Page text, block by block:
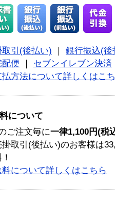
取引(後払い)
銀行振込(後
便
セブンイレブン決済
払方法について詳しくはこ
について
ご注文毎に一律1,100円(税
取引(後払い)のお客様は
料について詳しくはこちら